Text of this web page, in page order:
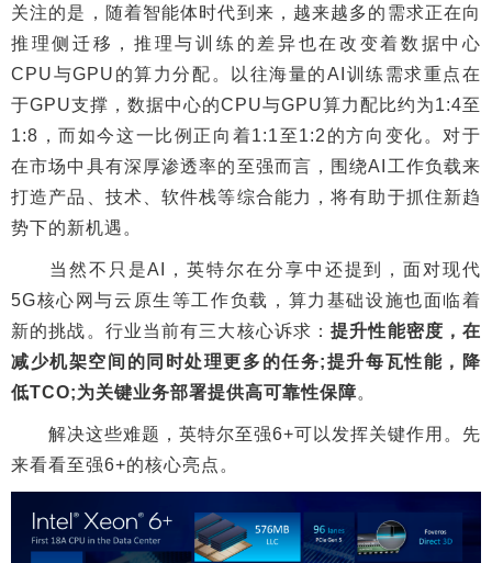
关注的是，随着智能体时代到来，越来越多的需求正在向
推理侧迁移，推理与训练的差异也在改变着数据中心
CPU与GPU的算力分配。以往海量的AI训练需求重点在
于GPU支撑，数据中心的CPU与GPU算力配比约为1:4至
1:8，而如今这一比例正向着1:1至1:2的方向变化。对于
在市场中具有深厚渗透率的至强而言，围绕AI工作负载来
打造产品、技术、软件栈等综合能力，将有助于抓住新趋
势下的新机遇。
当然不只是AI，英特尔在分享中还提到，面对现代
5G核心网与云原生等工作负载，算力基础设施也面临着
新的挑战。行业当前有三大核心诉求：提升性能密度，在
减少机架空间的同时处理更多的任务;提升每瓦性能，降
低TCO;为关键业务部署提供高可靠性保障。
解决这些难题，英特尔至强6+可以发挥关键作用。先
来看看至强6+的核心亮点。